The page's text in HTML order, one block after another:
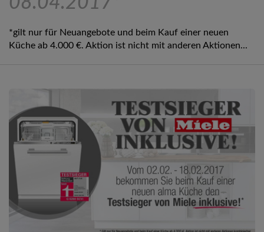
*gilt nur für Neuangebote und beim Kauf einer neuen
Küche ab 4.000 €. Aktion ist nicht mit anderen Aktionen...